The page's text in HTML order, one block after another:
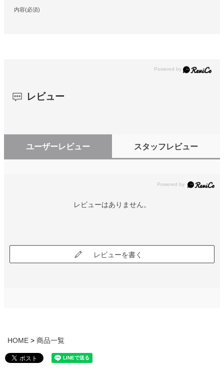
内容(必須)
レビュー
ユーザーレビュー スタッフレビュー
レビューはありません。
レビューを書く
HOME 商品一覧